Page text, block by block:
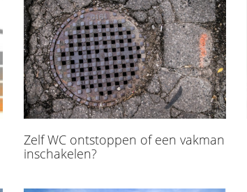
Zelf WC ontstoppen of een vakman
inschakelen?